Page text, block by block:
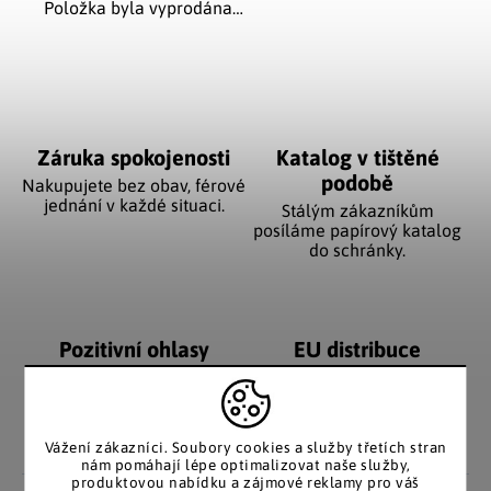
Vážení zákazníci. Soubory cookies a služby třetích stran
nám pomáhají lépe optimalizovat naše služby,
produktovou nabídku a zájmové reklamy pro váš
Položka byla vyprodána…
Záruka spokojenosti
Nakupujete bez obav, férové
jednání v každé situaci.
Katalog v tištěné
podobě
Stálým zákazníkům
posíláme papírový katalog
do schránky.
Pozitivní ohlasy
zákazníků
Za desítky let na trhu jsme
spokojených zákazníků.
EU distribuce
Z českých skladů pro české
zákazníky. Značkové zboží